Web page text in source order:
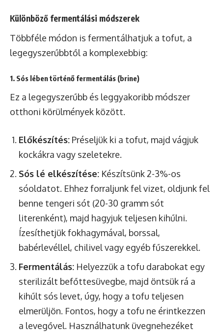
Különböző fermentálási módszerek
Többféle módon is fermentálhatjuk a tofut, a
legegyszerűbbtől a komplexebbig:
1. Sós lében történő fermentálás (brine)
Ez a legegyszerűbb és leggyakoribb módszer
otthoni körülmények között.
Előkészítés: Préseljük ki a tofut, majd vágjuk
kockákra vagy szeletekre.
Sós lé elkészítése: Készítsünk 2-3%-os
sóoldatot. Ehhez forraljunk fel vizet, oldjunk fel
benne tengeri sót (20-30 gramm sót
literenként), majd hagyjuk teljesen kihűlni.
Ízesíthetjük fokhagymával, borssal,
babérlevéllel, chilivel vagy egyéb fűszerekkel.
Fermentálás: Helyezzük a tofu darabokat egy
sterilizált befőttesüvegbe, majd öntsük rá a
kihűlt sós levet, úgy, hogy a tofu teljesen
elmerüljön. Fontos, hogy a tofu ne érintkezzen
a levegővel. Használhatunk üvegnehezéket